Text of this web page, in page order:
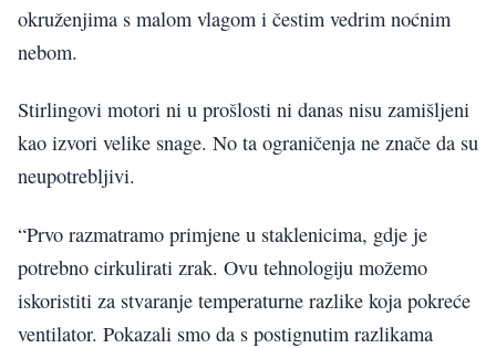
okruženjima s malom vlagom i čestim vedrim noćnim
nebom.
Stirlingovi motori ni u prošlosti ni danas nisu zamišljeni
kao izvori velike snage. No ta ograničenja ne znače da su
neupotrebljivi.
“Prvo razmatramo primjene u staklenicima, gdje je
potrebno cirkulirati zrak. Ovu tehnologiju možemo
iskoristiti za stvaranje temperaturne razlike koja pokreće
ventilator. Pokazali smo da s postignutim razlikama